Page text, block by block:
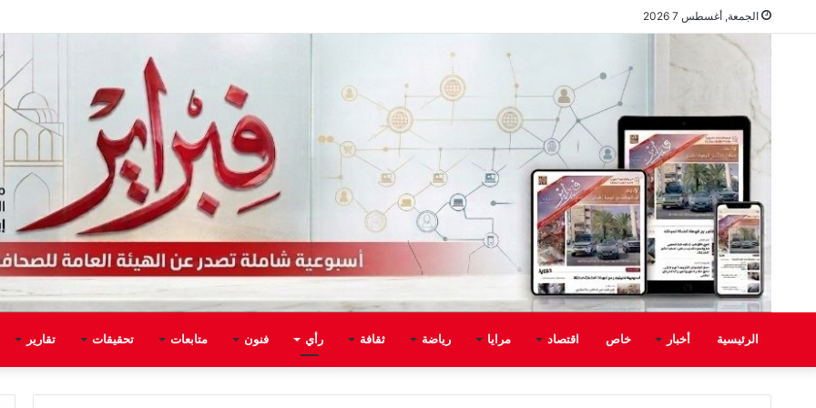
الجمعة, أغسطس 7 2026
الرئيسية أخبار خاص اقتصاد مرايا رياضة ثقافة رأي فنون متابعات تحقيقات تقارير